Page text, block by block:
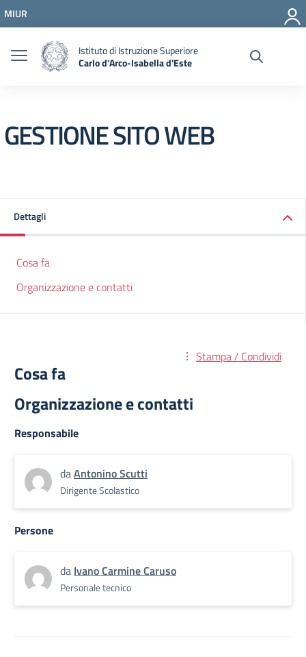
Vai al menu di navigazione
Vai al footer
MIUR
Istituto di Istruzione Superiore
Carlo d'Arco-Isabella d'Este
GESTIONE SITO WEB
Dettagli
Cosa fa
Organizzazione e contatti
Stampa / Condividi
Cosa fa
Organizzazione e contatti
Responsabile
daAntonino Scutti
Dirigente Scolastico
Persone
da Ivano Carmine Caruso
Personale tecnico